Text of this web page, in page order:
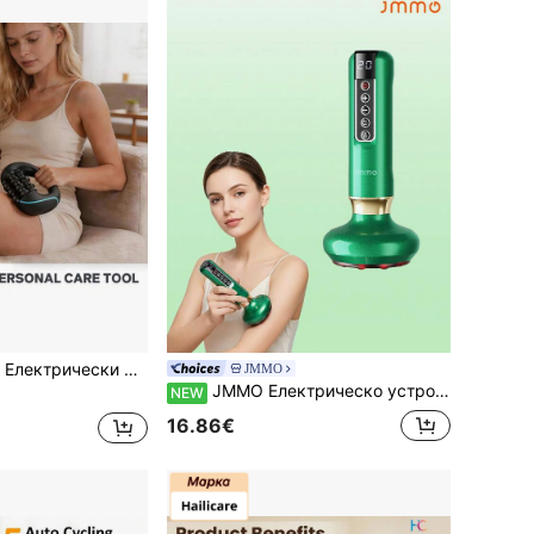
електрически масажен инструмент, преносим масажор, акумулаторен ръчен масажор за ръце, крака, гръб, рамене и тяло
JMMO
NEW JMMO Електрическо устройство за масаж с вакуумни чаши, презареждаем масажор за стържене терапия с нагряване и регулируемо засмукване за релаксация на тялото
16.86€